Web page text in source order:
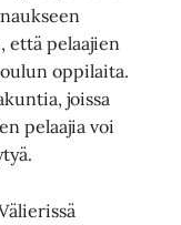
että pelaajien
oppilaita.
joissa
pelaajia voi